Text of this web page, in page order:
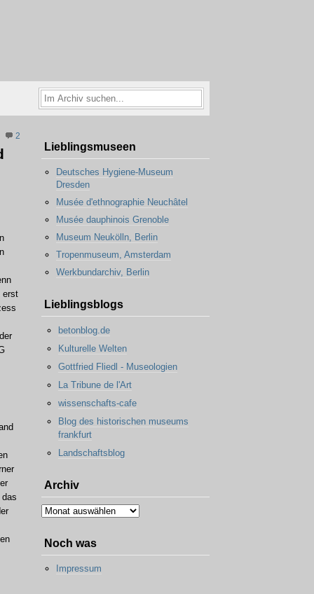
2
erst
Lieblingsmuseen
Deutsches Hygiene-Museum
Dresden
Musée d'ethnographie Neuchâtel
Musée dauphinois Grenoble
Museum Neukölln, Berlin
Tropenmuseum, Amsterdam
Werkbundarchiv, Berlin
Lieblingsblogs
betonblog.de
Kulturelle Welten
Gottfried Fliedl - Museologien
La Tribune de l'Art
wissenschafts-cafe
Blog des historischen museums
frankfurt
Landschaftsblog
Archiv
Archiv
Noch was
Impressum